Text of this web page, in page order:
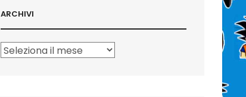
ARCHIVI
Archivi